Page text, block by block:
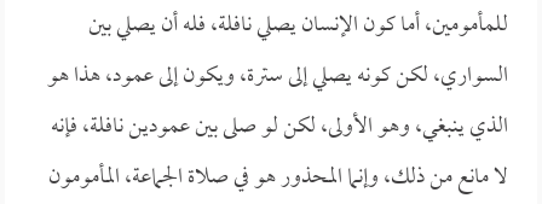
للمأمومين، أما كون الإنسان يصلي نافلة، فله أن يصلي بين
السواري، لكن كونه يصلي إلى سترة، ويكون إلى عمود، هذا هو
الذي ينبغي، وهو الأولى، لكن لو صلى بين عمودين نافلة، فإنه
لا مانع من ذلك، وإنما المحذور هو في صلاة الجماعة، المأمومون